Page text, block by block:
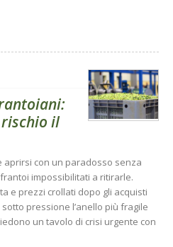
il
aprirsi con un paradosso senza
impossibilitati a ritirarle.
e prezzi crollati dopo gli acquisti
pressione l’anello più fragile
un tavolo di crisi urgente con